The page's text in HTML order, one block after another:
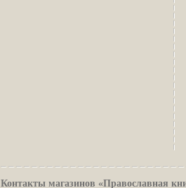
Контакты магазинов «Православная